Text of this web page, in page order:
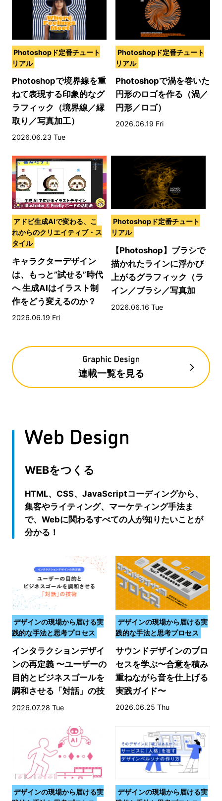
Photoshopド定番チュート
リアル
Photoshopで境界線を重
ねて表現する印象的なグ
ラフィック（境界線／縁
取り／写真加工）
2026.06.23 Tue
Photoshopド定番チュート
リアル
Photoshopで渦を巻いた
円形のロゴを作る（渦／
円形／ロゴ）
2026.06.19 Fri
アドビ生成AIで変わる、こ
れからのクリエイティブ・ス
タイル
キャラクターデザイン
は、もっと”試せる”時代
へ 生成AIはイラスト制
作をどう変えるのか？
2026.06.19 Fri
Photoshopド定番チュート
リアル
【Photoshop】ブラシで
描かれたラインに浮かび
上がるグラフィック（ラ
イン／ブラシ／写真加
工）
2026.06.16 Tue
連載一覧を見る
WEBをつくる
HTML、CSS、JavaScriptコーディングから、
集客やライティング、マーケティング手法ま
で、Webに関わるすべての人が知りたいことが
分かる！
デザインの現場から届ける実
践的な手法と思考プロセス
インタラクションデザイ
ンの再定義 〜ユーザーの
目的とビジネスゴールを
調和させる「対話」の技
術〜
2026.07.28 Tue
デザインの現場から届ける実
践的な手法と思考プロセス
サウンドデザインのプロ
セスを学ぶ〜合意を積み
重ねながら音を仕上げる
実践ガイド〜
2026.06.25 Thu
デザインの現場から届ける実
デザインの現場から届ける実